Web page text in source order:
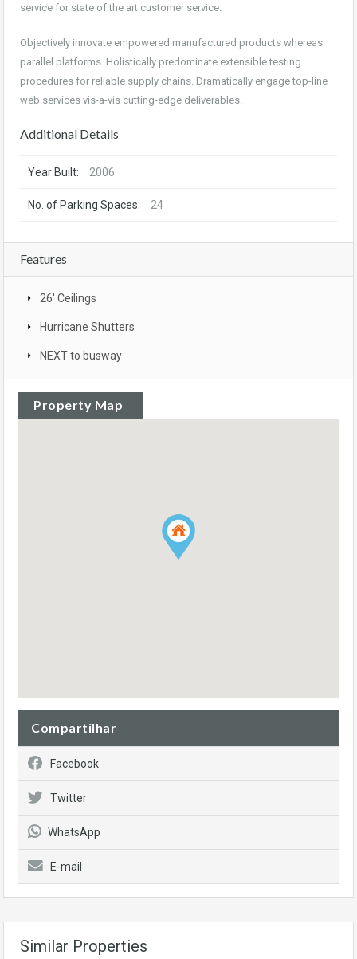
service for state of the art customer service.
Objectively innovate empowered manufactured products whereas
parallel platforms. Holistically predominate extensible testing
procedures for reliable supply chains. Dramatically engage top-line
web services vis-a-vis cutting-edge deliverables.
Additional Details
Year Built: 2006
No. of Parking Spaces: 24
Features
26' Ceilings
Hurricane Shutters
NEXT to busway
Property Map
Compartilhar
Facebook
Twitter
WhatsApp
E-mail
Similar Properties